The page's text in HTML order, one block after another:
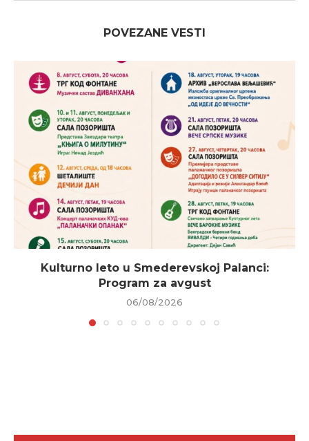
POVEZANE VESTI
Kulturno leto u Smederevskoj Palanci:
Program za avgust
06/08/2026